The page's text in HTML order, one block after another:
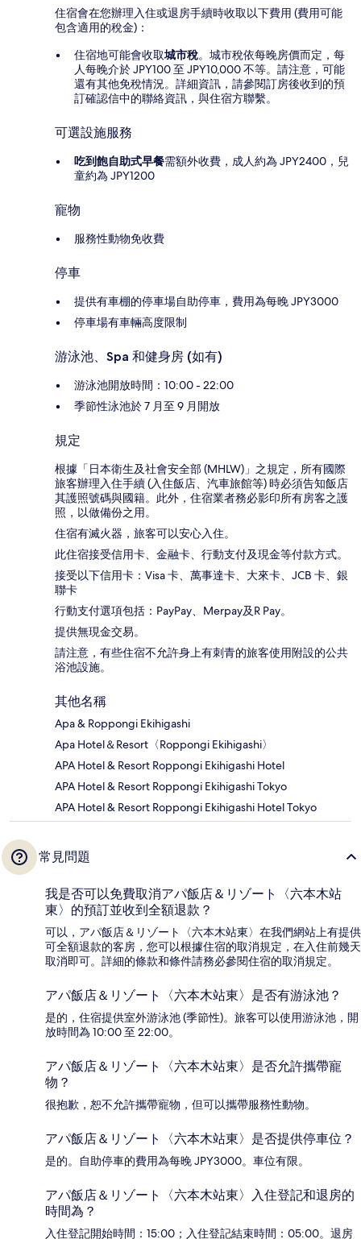
住宿會在您辦理入住或退房手續時收取以下費用 (費用可能
包含適用的稅金)：
住宿地可能會收取城市稅。城市稅依每晚房價而定，每
人每晚介於 JPY100 至 JPY10,000 不等。請注意，可能
還有其他免稅情況。詳細資訊，請參閱訂房後收到的預
訂確認信中的聯絡資訊，與住宿方聯繫。
可選設施服務
吃到飽自助式早餐需額外收費，成人約為 JPY2400，兒
童約為 JPY1200
寵物
服務性動物免收費
停車
提供有車棚的停車場自助停車，費用為每晚 JPY3000
停車場有車輛高度限制
游泳池、Spa 和健身房 (如有)
游泳池開放時間：10:00 - 22:00
季節性泳池於 7 月至 9 月開放
規定
根據「日本衛生及社會安全部 (MHLW)」之規定，所有國際
旅客辦理入住手續 (入住飯店、汽車旅館等) 時必須告知飯店
其護照號碼與國籍。此外，住宿業者務必影印所有房客之護
照，以做備份之用。
住宿有滅火器，旅客可以安心入住。
此住宿接受信用卡、金融卡、行動支付及現金等付款方式。
接受以下信用卡：Visa 卡、萬事達卡、大來卡、JCB 卡、銀
聯卡
行動支付選項包括：PayPay、Merpay及R Pay。
提供無現金交易。
請注意，有些住宿不允許身上有刺青的旅客使用附設的公共
浴池設施。
其他名稱
Apa & Roppongi Ekihigashi
Apa Hotel＆Resort〈Roppongi Ekihigashi〉
APA Hotel & Resort Roppongi Ekihigashi Hotel
APA Hotel & Resort Roppongi Ekihigashi Tokyo
APA Hotel & Resort Roppongi Ekihigashi Hotel Tokyo
常見問題
我是否可以免費取消アパ飯店＆リゾート〈六本木站
東〉的預訂並收到全額退款？
可以，アパ飯店＆リゾート〈六本木站東〉在我們網站上有提供
可全額退款的客房，您可以根據住宿的取消規定，在入住前幾天
取消即可。詳細的條款和條件請務必參閱住宿的取消規定。
アパ飯店＆リゾート〈六本木站東〉是否有游泳池？
是的，住宿提供室外游泳池 (季節性)。旅客可以使用游泳池，開
放時間為 10:00 至 22:00。
アパ飯店＆リゾート〈六本木站東〉是否允許攜帶寵
物？
很抱歉，恕不允許攜帶寵物，但可以攜帶服務性動物。
アパ飯店＆リゾート〈六本木站東〉是否提供停車位？
是的。自助停車的費用為每晚 JPY3000。車位有限。
アパ飯店＆リゾート〈六本木站東〉入住登記和退房的
時間為？
入住登記開始時間：15:00；入住登記結束時間：05:00。退房